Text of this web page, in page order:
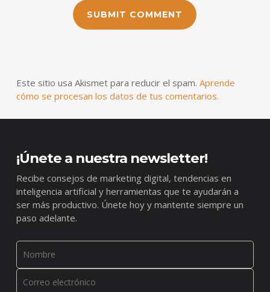
Este sitio usa Akismet para reducir el spam. Aprende
cómo se procesan los datos de tus comentarios.
¡Únete a nuestra newsletter!
Recibe consejos de marketing digital, tendencias en
inteligencia artificial y herramientas que te ayudarán a
ser más productivo. Únete hoy y mantente siempre un
paso adelante.